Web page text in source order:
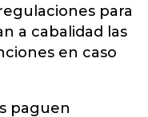
para
a cabalidad las
en caso
paguen